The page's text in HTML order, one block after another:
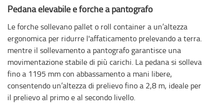
Pedana elevabile e forche a pantografo
Le forche sollevano pallet o roll container a un’altezza
ergonomica per ridurre l'affaticamento prelevando a terra.
mentre il sollevamento a pantografo garantisce una
movimentazione stabile di più carichi. La pedana si solleva
fino a 1195 mm con abbassamento a mani libere,
consentendo un’altezza di prelievo fino a 2,8 m, ideale per
il prelievo al primo e al secondo livello.